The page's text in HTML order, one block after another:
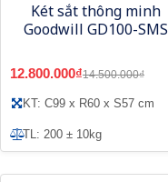
Két sắt thông minh
Goodwill GD100-SMS
12.800.000₫14.500.000₫
KT: C99 x R60 x S57 cm
TL: 200 ± 10kg